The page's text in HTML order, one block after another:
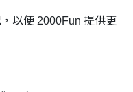
以便 2000Fun 提供更